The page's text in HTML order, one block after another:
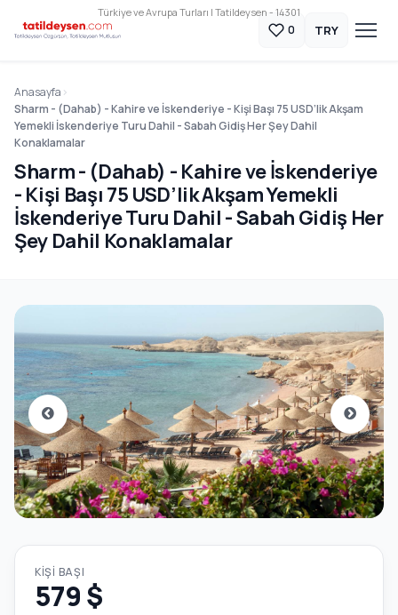
Türkiye ve Avrupa Turları | Tatildeysen - 14301
0 TRY
Anasayfa
Sharm - (Dahab) - Kahire ve İskenderiye - Kişi Başı 75 USD’lik Akşam
Yemekli İskenderiye Turu Dahil - Sabah Gidiş Her Şey Dahil
Konaklamalar
Sharm - (Dahab) - Kahire ve İskenderiye
- Kişi Başı 75 USD’lik Akşam Yemekli
İskenderiye Turu Dahil - Sabah Gidiş Her
Şey Dahil Konaklamalar
KIŞI BAŞI
579 $